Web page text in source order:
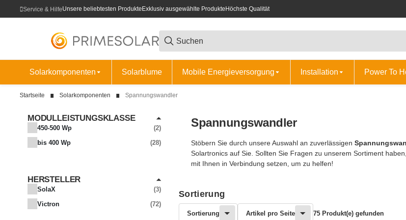
Service & HilfeUnsere beliebtesten Produkte Exklusiv ausgewählte Produkte Höchste Qualität
Solarkomponenten Solarblume Mobile Energieversorgung Installation Power To
Startseite Solarkomponenten Spannungswandler
Spannungswandler
Stöbern Sie durch unsere Auswahl an zuverlässigen
Solartronics auf Sie. Sollten Sie Fragen zu unserem Sortiment haben,
mit Ihnen in Verbindung setzen, um zu helfen!
Sortierung
Sortierung Artikel pro Seite 75 Produkt(e) gefunden
MODULLEISTUNGSKLASSE
450-500 Wp 2
ARTIKEL GEFUNDEN
bis 400 Wp 28
ARTIKEL GEFUNDEN
HERSTELLER
SolaX
3
Victron
72